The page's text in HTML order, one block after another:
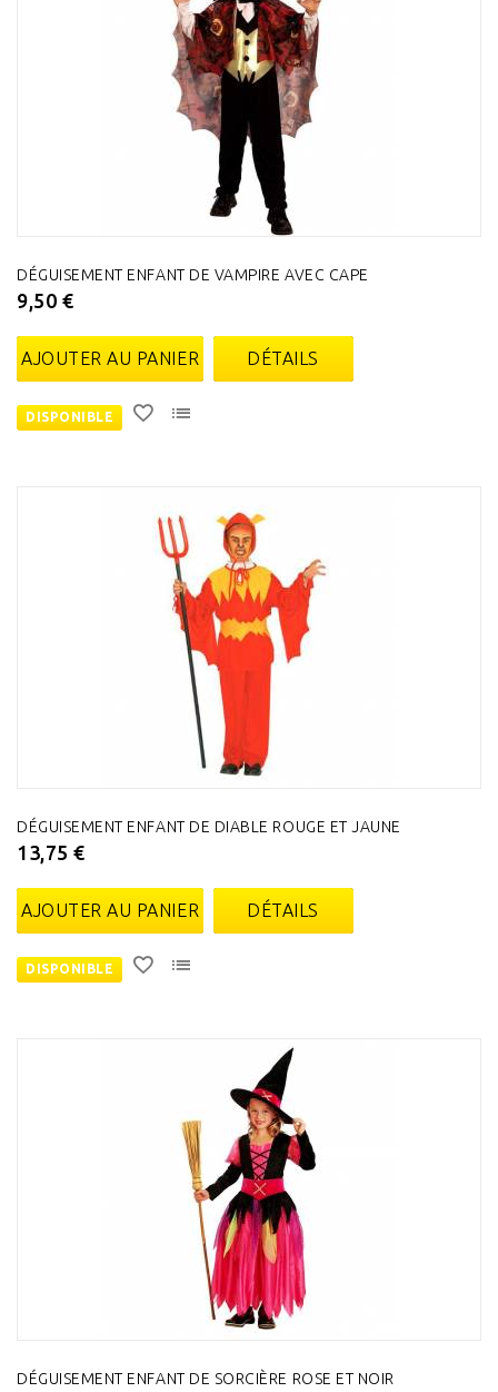
DÉGUISEMENT ENFANT DE VAMPIRE AVEC CAPE
9,50 €
AJOUTER AU PANIER DÉTAILS
DISPONIBLE
DÉGUISEMENT ENFANT DE DIABLE ROUGE ET JAUNE
13,75 €
AJOUTER AU PANIER DÉTAILS
DISPONIBLE
DÉGUISEMENT ENFANT DE SORCIÈRE ROSE ET NOIR